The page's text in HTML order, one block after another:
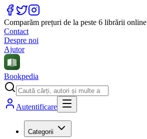
Comparăm prețuri de la peste 6 librării online
Contact
Despre noi
Ajutor
Bookpedia
Autentificare
Categorii